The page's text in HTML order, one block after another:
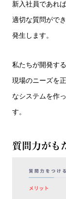
新入社員であれ
適切な質問がで
発生します。
私たちが開発す
現場のニーズを
なシステムを作
す。
質問力がも